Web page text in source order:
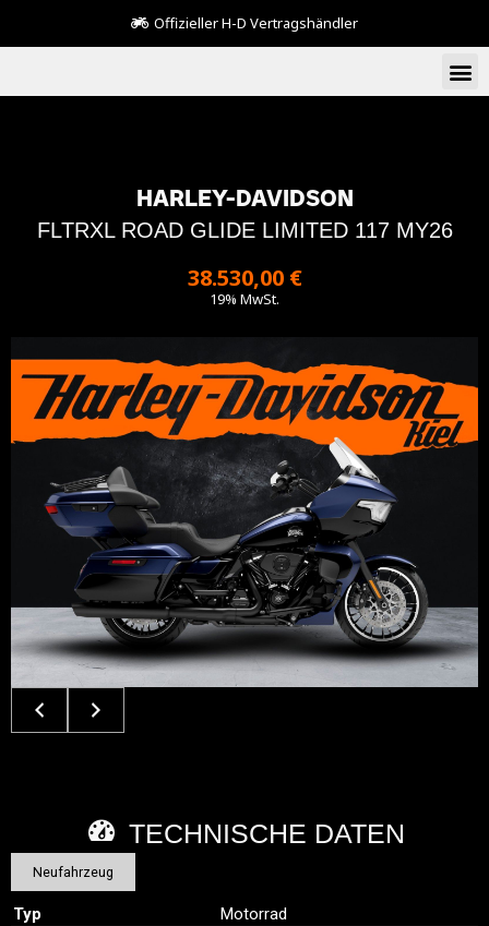
Offizieller H-D Vertragshändler
HARLEY-DAVIDSON
FLTRXL ROAD GLIDE LIMITED 117 MY26
38.530,00 €
19% MwSt.
TECHNISCHE DATEN
Neufahrzeug
Typ
Motorrad